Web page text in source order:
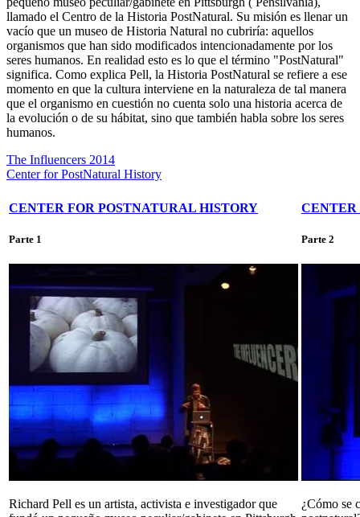
llamado el Centro de la Historia PostNatural. Su misión es llenar un
vacío que un museo de Historia Natural no cubriría: aquellos
organismos que han sido modificados intencionadamente por los
seres humanos. En realidad esto es lo que el término "PostNatural"
significa. Como explica Pell, la Historia PostNatural se refiere a ese
momento en que la cultura interviene en la naturaleza de tal manera
que el organismo en cuestión no cuenta solo una historia acerca de
la evolución o de su hábitat, sino que también habla sobre los seres
humanos.
The Influencers 2014
Center for PostNatural History
CENTER FOR POSTNATURAL HISTORY
Parte 1
Richard Pell es un artista, activista e investigador que
CENTER
Parte 2
¿Cómo se